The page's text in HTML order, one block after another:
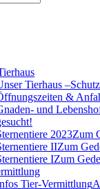
Tierhaus –
&
und
2023Zum
IIZum
IZum
Tier-Vermittlung